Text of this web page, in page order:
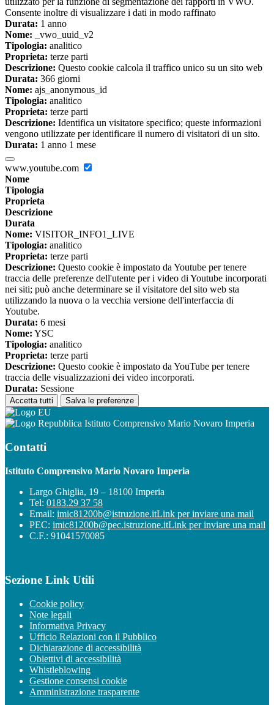
Consente inoltre di visualizzare i dati in modo raffinato
Durata: 1 anno
Nome: _vwo_uuid_v2
Tipologia: analitico
Proprieta: terze parti
Descrizione: Questo cookie calcola il traffico unico su un sito web
Durata: 366 giorni
Nome: ajs_anonymous_id
Tipologia: analitico
Proprieta: terze parti
Descrizione: Identifica un visitatore specifico; queste informazioni
vengono utilizzate per identificare il numero di visitatori di un sito.
Durata: 1 anno 1 mese
www.youtube.com
Nome
Tipologia
Proprieta
Descrizione
Durata
Nome: VISITOR_INFO1_LIVE
Tipologia: analitico
Proprieta: terze parti
Descrizione: Questo cookie è impostato da Youtube per tenere
traccia delle preferenze dell'utente per i video di Youtube incorporati
nei siti; può anche determinare se il visitatore del sito web sta
utilizzando la nuova o la vecchia versione dell'interfaccia di
Youtube.
Durata: 6 mesi
Nome: YSC
Tipologia: analitico
Proprieta: terze parti
Descrizione: Questo cookie è impostato da YouTube per tenere
traccia delle visualizzazioni dei video incorporati.
Durata: Sessione
Accetta tutti Salva le preferenze
Istituto Comprensivo Mario Novaro Imperia
Contatti
Istituto Comprensivo Mario Novaro Imperia
Largo Ghiglia, 19 – 18100 Imperia
Tel: 0183.29 37 58
Email: imic81200b@istruzione.itLink per inviare una mail
PEC: imic81200b@pec.istruzione.itLink per inviare una mail
C.F.: 91041570085
Sezione Link Utili
Cookie policy
Note legali
Informativa Privacy
Ufficio Relazioni con il Pubblico
Dichiarazione di accessibilità
Obiettivi di accessibilità
Whistleblowing
Gestione consensi cookie
Amministrazione trasparente